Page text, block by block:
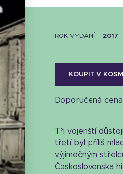
Stáhnout obálku
ROK VYDÁNÍ – 2017
KOUPIT V
Doporučená
Tři vojenští
třetí byl příliš
výjimečným
Československa